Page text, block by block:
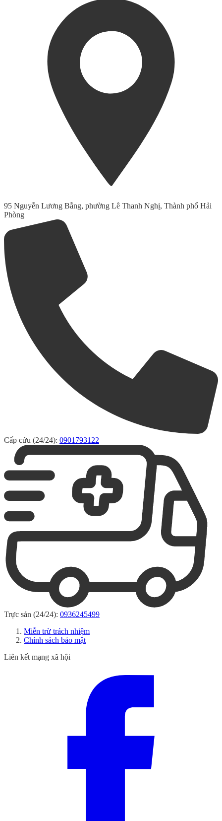
95 Nguyễn Lương Bằng, phường Lê Thanh Nghị, Thành phố Hải
Phòng
Cấp cứu (24/24): 0901793122
Trực sản (24/24): 0936245499
Miễn trừ trách nhiệm
Chính sách bảo mật
Liên kết mạng xã hội